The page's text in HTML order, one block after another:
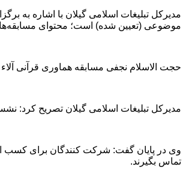
موضوعی (تعیین شده) است؛ محتوای مسابقه‌ها
حجت الاسلام نجفی مسابقه هماوری قرآنی آلاء را بزرگترین رقابت قرآنی
مدیرکل تبلیغات اسلامی گیلان تصریح کرد:
تماس بگیرند.